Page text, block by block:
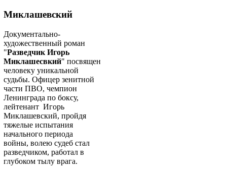
Миклашевский
Документально-
художественный роман
"Разведчик Игорь
Миклашесвкий" посвящен
человеку уникальной
судьбы. Офицер зенитной
части ПВО, чемпион
Ленинграда по боксу,
лейтенант Игорь
Миклашевский, пройдя
тяжелые испытания
начального периода
войны, волею судеб стал
разведчиком, работал в
глубоком тылу врага.